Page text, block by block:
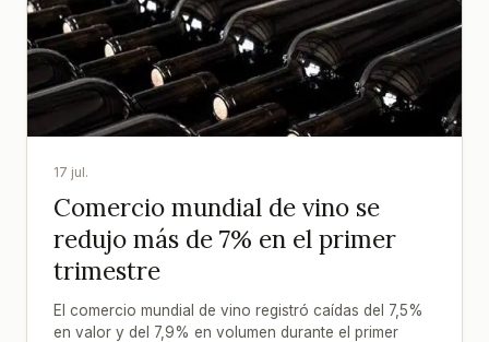
17 jul.
Comercio mundial de vino se
redujo más de 7% en el primer
trimestre
El comercio mundial de vino registró caídas del 7,5%
en valor y del 7,9% en volumen durante el primer